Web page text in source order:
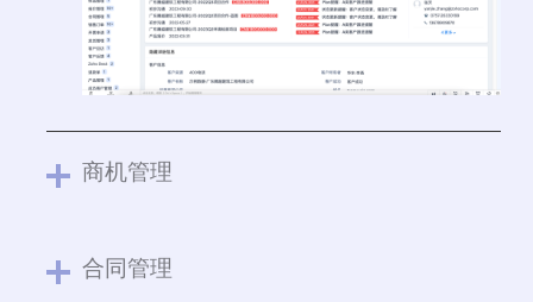
商机管理
合同管理